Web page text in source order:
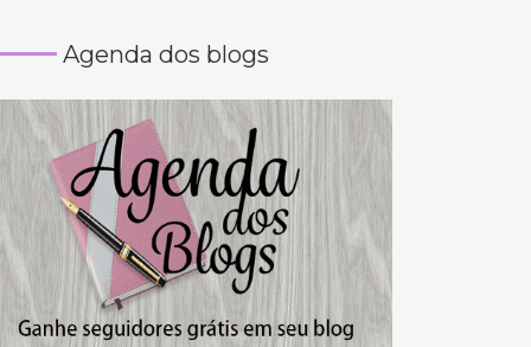
Agenda dos blogs